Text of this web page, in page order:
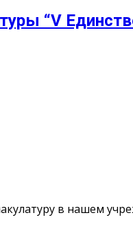
“V
в нашем